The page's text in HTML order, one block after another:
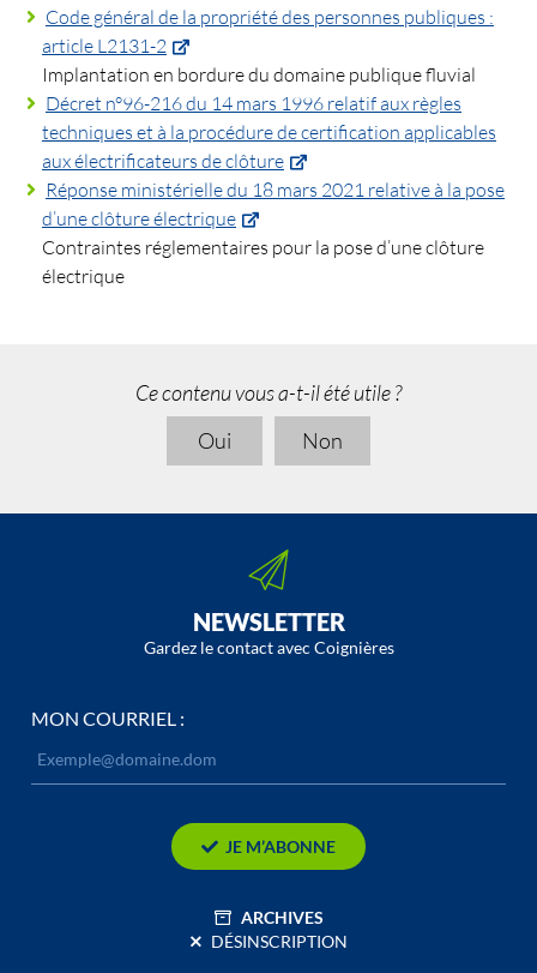
Code général de la propriété des personnes publiques :
article L2131-2
Implantation en bordure du domaine publique fluvial
Décret n°96-216 du 14 mars 1996 relatif aux règles
techniques et à la procédure de certification applicables
aux électrificateurs de clôture
Réponse ministérielle du 18 mars 2021 relative à la pose
d’une clôture électrique
Contraintes réglementaires pour la pose d’une clôture
électrique
Ce contenu vous a-t-il été utile ?
Oui
Non
NEWSLETTER
Gardez le contact avec Coignières
MON COURRIEL :
JE M’ABONNE
ARCHIVES
DÉSINSCRIPTION